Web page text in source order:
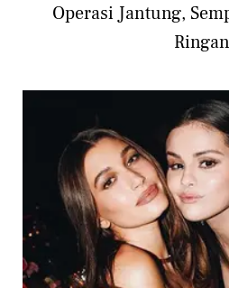
Operasi Jantung,
Ringan